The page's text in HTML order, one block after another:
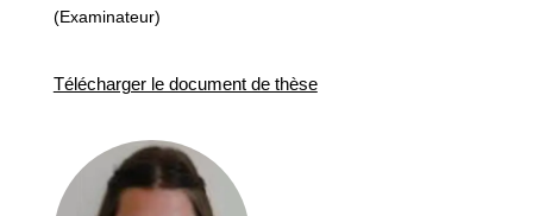
(Examinateur)
Télécharger le document de thèse